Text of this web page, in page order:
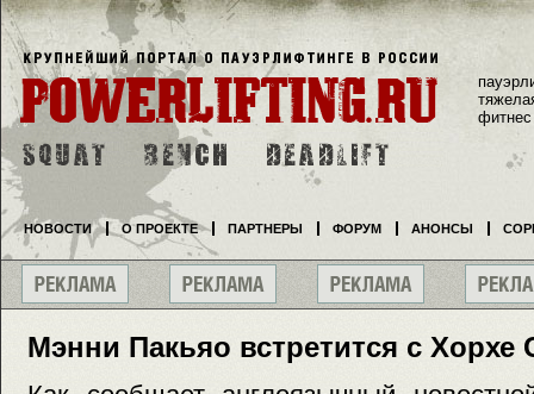
Мэнни Пакьяо встретится с Хорхе
фитнес
НОВОСТИ О ПРОЕКТЕ ПАРТНЕРЫ ФОРУМ АНОНСЫ